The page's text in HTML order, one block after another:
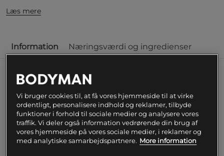
Læs mere
Information Næringsværdi og ingredienser
Kre-Alkalyn®, et kosttilskud fra Swedish
kreatin, som øger den fysiske præstation ved
gentagen kraftanstrengelse i forbindelse med
kortvarig og højintensiv træning. Giver hele 3
000 mg KRE-ALKALYN® ved fuld dosering.
Vi bruger cookies til, at få vores hjemmeside til at virke
ordentligt, personalisere indhold og reklamer, tilbyde
funktioner i forhold til sociale medier og analysere vores
traffik. Vi deler også information vedrørende din brug af
vores hjemmeside på vores sociale medier, i reklamer og
med analytiske samarbejdspartnere. More information